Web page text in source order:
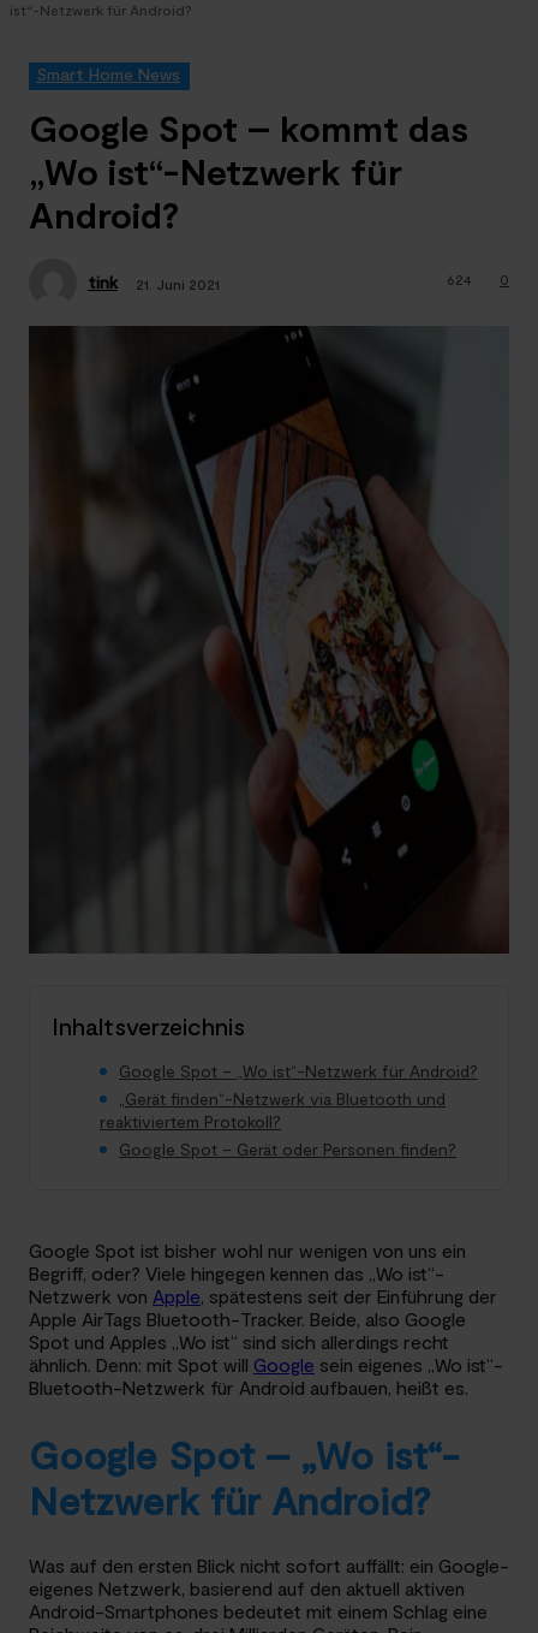
ist“-Netzwerk für Android?
Smart Home News
Google Spot – kommt das
„Wo ist“-Netzwerk für
Android?
tink 21. Juni 2021 0
624
Inhaltsverzeichnis
Google Spot – „Wo ist“-Netzwerk für Android?
„Gerät finden“-Netzwerk via Bluetooth und
reaktiviertem Protokoll?
Google Spot – Gerät oder Personen finden?
Google Spot ist bisher wohl nur wenigen von uns ein
Begriff, oder? Viele hingegen kennen das „Wo ist“-
Netzwerk von Apple, spätestens seit der Einführung der
Apple AirTags Bluetooth-Tracker. Beide, also Google
Spot und Apples „Wo ist“ sind sich allerdings recht
ähnlich. Denn: mit Spot will Google sein eigenes „Wo ist“-
Bluetooth-Netzwerk für Android aufbauen, heißt es.
Google Spot – „Wo ist“-
Netzwerk für Android?
Was auf den ersten Blick nicht sofort auffällt: ein Google-
eigenes Netzwerk, basierend auf den aktuell aktiven
Android-Smartphones bedeutet mit einem Schlag eine